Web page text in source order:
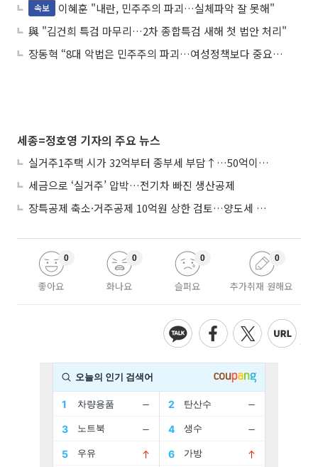
속보
이혜훈 "내란, 민주주의 파괴…실체파악 잘 못해"
與 "김건희 특검 마무리…2차 종합특검 새해 첫 법안 처리"
장동혁 “8대 악법은 민주주의 파괴…여성정책보다 중요한 순간”
세종=정호영 기자의 주요 뉴스
실거주1주택 시가 32억부터 종부세 부담↑…50억이면 454→979만원
세금으로 ‘실거주’ 압박…전기차 빠진 생산공제
장특공제 축소·거주공제 10억원 상한 검토…양도세 실거주 중심 개편
좋아요
0
화나요
0
슬퍼요
0
추가취재 원해요
0